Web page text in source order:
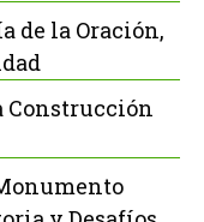
de la Oración,
Construcción